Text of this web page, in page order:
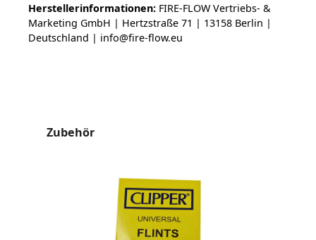
Herstellerinformationen: FIRE-FLOW Vertriebs- &
Marketing GmbH | Hertzstraße 71 | 13158 Berlin |
Deutschland | info@fire-flow.eu
Produktgalerie überspringen
Zubehör